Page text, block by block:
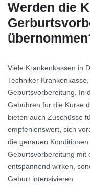
Werden die
Viele Krankenkassen in
Techniker
Geburtsvorbereitung. In
Gebühren für die Kurse
bieten auch Zuschüsse
empfehlenswert, sich
die genauen
Geburtsvorbereitung mit
entspannend wirken,
Geburt intensivieren.